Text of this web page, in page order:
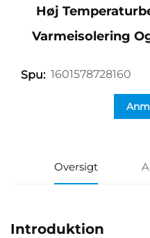
Høj
Varmeisolering
Spu: 1601578728160
Oversigt
Introduktion